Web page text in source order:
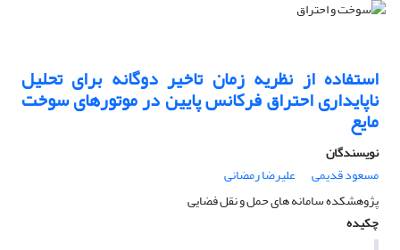
استفاده از نظریه زمان تاخیر دوگانه برای تحلیل
ناپایداری احتراق فرکانس پایین در موتورهای سوخت
مایع
نویسندگان
مسعود قدیمی
علیرضا رمضانی
پژوهشکده سامانه های حمل و نقل فضایی
چکیده